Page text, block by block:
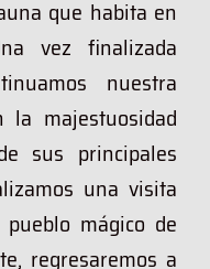
que habita en
vez finalizada
nuestra
la majestuosidad
sus principales
una visita
mágico de
regresaremos a